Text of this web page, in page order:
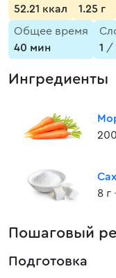
52.21 ккал
1.25 г
Общее время
40 мин
1 /
Ингредиенты
8 г
Пошаговый
Подготовка